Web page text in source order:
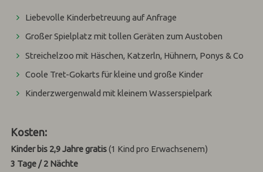
Liebevolle Kinderbetreuung auf Anfrage
Großer Spielplatz mit tollen Geräten zum Austoben
Streichelzoo mit Häschen, Katzerln, Hühnern, Ponys & Co
Coole Tret-Gokarts für kleine und große Kinder
Kinderzwergenwald mit kleinem Wasserspielpark
Kosten:
Kinder bis 2,9 Jahre gratis(1 Kind pro Erwachsenem)
3 Tage / 2 Nächte